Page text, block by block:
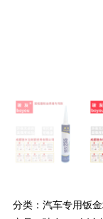
分类：汽车专用钣